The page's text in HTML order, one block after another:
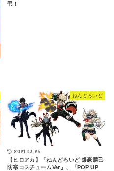
弔！
ねんどろいど
2021.03.25
【ヒロアカ】「ねんどろいど 爆豪勝己
防寒コスチュームVer」、「POP UP